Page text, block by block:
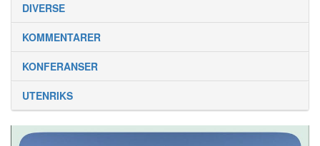
DIVERSE
KOMMENTARER
KONFERANSER
UTENRIKS